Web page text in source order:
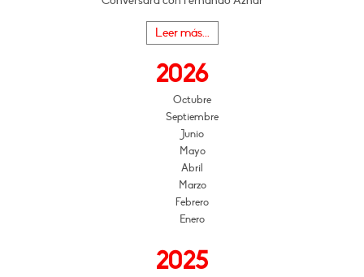
Leer más...
2026
Octubre
Septiembre
Junio
Mayo
Abril
Marzo
Febrero
Enero
2025